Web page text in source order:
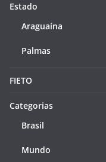
Estado
Araguaína
Palmas
FIETO
Categorias
Brasil
Mundo